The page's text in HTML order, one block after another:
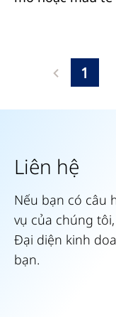
chẩn đoán in
BenchMark
GX
Stainer
Module
được
sử
1
13
21
25
Liên hệ
Nếu bạn có câu
vụ của chúng
Đại diện kinh
bạn.